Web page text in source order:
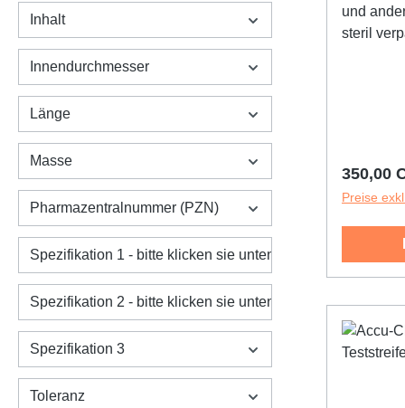
Inhalt
Innendurchmesser
Länge
Masse
Pharmazentralnummer (PZN)
Spezifikation 1 - bitte klicken sie unten den gewünschten
Spezifikation 2 - bitte klicken sie unten den
Spezifikation 3
Toleranz
und
steril
350,00
Preise